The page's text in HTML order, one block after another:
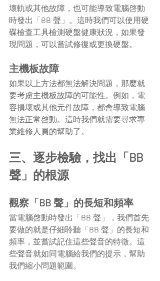
壞軌或其他故障，也可能導致電腦啓動
時發出「BB 聲」。這時我們可以使用硬
碟檢查工具檢測硬盤健康狀況，如果發
現問題，可以嘗試修復或更換硬盤。
主機板故障
如果以上方法都無法解決問題，那麼就
要考慮主機板故障的可能性。例如，電
容損壞或其他元件故障，都會導致電腦
無法正常啓動。這時我們就需要尋求專
業維修人員的幫助了。
三、逐步檢驗，找出「BB
聲」的根源
觀察「BB 聲」的長短和頻率
當電腦啓動時發出「BB 聲」，我們首先
要做的就是仔細聆聽「BB 聲」的長短和
頻率，並嘗試記住這些聲音的特徵。這
些聲音就如同電腦給我們的提示，幫助
我們縮小問題範圍。